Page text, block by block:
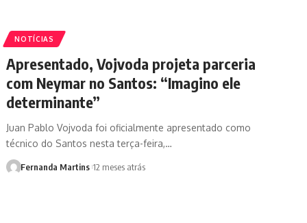
NOTÍCIAS
Apresentado, Vojvoda projeta parceria
com Neymar no Santos: “Imagino ele
determinante”
Juan Pablo Vojvoda foi oficialmente apresentado como
técnico do Santos nesta terça-feira,…
Fernanda Martins 12 meses atrás